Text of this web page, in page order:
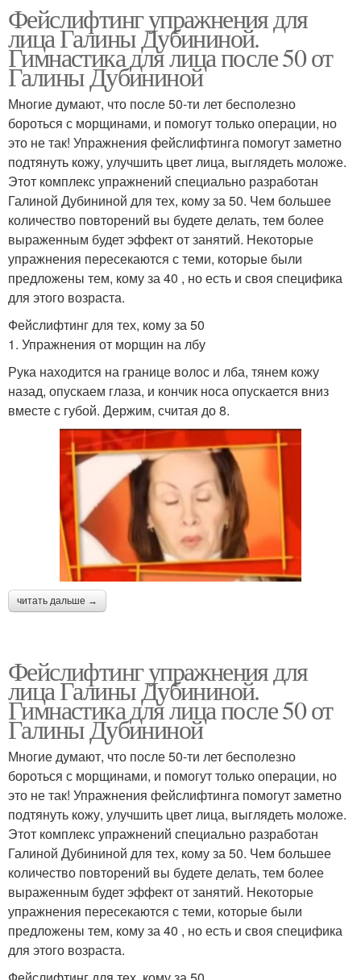
Фейслифтинг упражнения для
лица Галины Дубининой.
Гимнастика для лица после 50 от
Галины Дубининой
Многие думают, что после 50-ти лет бесполезно
бороться с морщинами, и помогут только операции, но
это не так! Упражнения фейслифтинга помогут заметно
подтянуть кожу, улучшить цвет лица, выглядеть моложе.
Этот комплекс упражнений специально разработан
Галиной Дубининой для тех, кому за 50. Чем большее
количество повторений вы будете делать, тем более
выраженным будет эффект от занятий. Некоторые
упражнения пересекаются с теми, которые были
предложены тем, кому за 40 , но есть и своя специфика
для этого возраста.
Фейслифтинг для тех, кому за 50
1. Упражнения от морщин на лбу
Рука находится на границе волос и лба, тянем кожу
назад, опускаем глаза, и кончик носа опускается вниз
вместе с губой. Держим, считая до 8.
читать дальше →
Фейслифтинг упражнения для
лица Галины Дубининой.
Гимнастика для лица после 50 от
Галины Дубининой
Многие думают, что после 50-ти лет бесполезно
бороться с морщинами, и помогут только операции, но
это не так! Упражнения фейслифтинга помогут заметно
подтянуть кожу, улучшить цвет лица, выглядеть моложе.
Этот комплекс упражнений специально разработан
Галиной Дубининой для тех, кому за 50. Чем большее
количество повторений вы будете делать, тем более
выраженным будет эффект от занятий. Некоторые
упражнения пересекаются с теми, которые были
предложены тем, кому за 40 , но есть и своя специфика
для этого возраста.